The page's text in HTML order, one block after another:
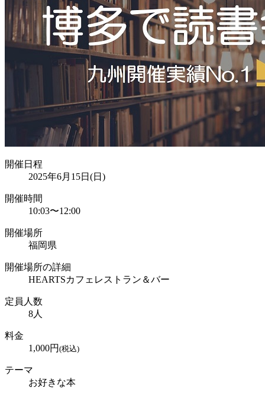
開催日程
2025年6月15日(日)
開催時間
10:03〜12:00
開催場所
福岡県
開催場所の詳細
HEARTSカフェレストラン＆バー
定員人数
8人
料金
1,000円 (税込)
テーマ
お好きな本